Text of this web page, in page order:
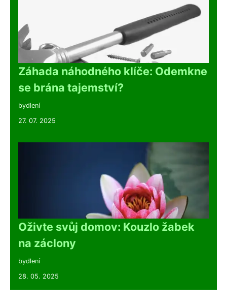
Záhada náhodného klíče: Odemkne
se brána tajemství?
bydlení
27. 07. 2025
Oživte svůj domov: Kouzlo žabek
na záclony
bydlení
28. 05. 2025